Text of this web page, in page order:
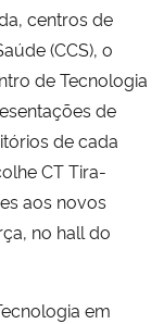
centros de
(CCS), o
de Tecnologia
de
de cada
CT Tira-
aos novos
no hall do
em